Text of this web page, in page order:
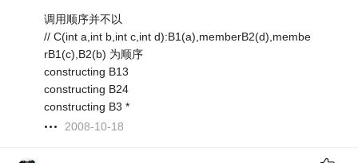
调用顺序并不以
// C(int a,int b,int c,int d):B1(a),memberB2(d),membe
rB1(c),B2(b) 为顺序
constructing B13
constructing B24
constructing B3 *
2008-10-18